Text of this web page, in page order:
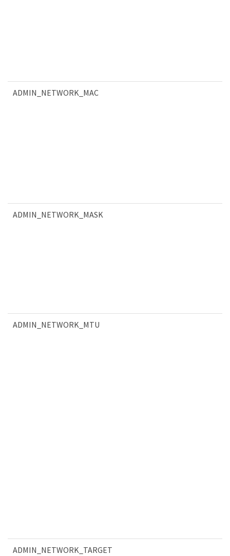
ADMIN_NETWORK_MAC
ADMIN_NETWORK_MASK
ADMIN_NETWORK_MTU
ADMIN_NETWORK_TARGET